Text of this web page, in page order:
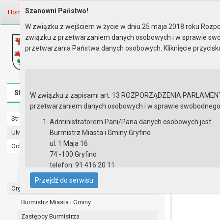
Home Prawo lokalne Zarządzenia
Biuletyn Informacji Publicznej
Urząd Miasta i Gminy w Gryfinie
Strona główna Mapa serwisu Aktualności
Strona główna
UMiG - telefony wewnętrzne
Ochrona danych osobowych
Urząd Miasta i Gminy w Gryfinie
Straż Miejska
Organy
Burmistrz Miasta i Gminy
Zastępcy Burmistrza
Rok 2025 -
Szanowni Państwo!
W związku z wejściem w życie w dniu 25 maja 2018 roku
związku z przetwarzaniem danych osobowych i w sprawie
przetwarzania Państwa danych osobowych. Kliknięcie
W związku z zapisami art. 13 ROZPORZĄDZENIA
przetwarzaniem danych osobowych i w sprawie
Administratorem Pani/Pana danych osobowych jest:
Burmistrz Miasta i Gminy Gryfino
ul. 1 Maja 16
74 -100 Gryfino
telefon: 91 416 20 11
e-mail:
burmistrz@gryfino.pl
Dane kontaktowe Inspektora Ochrony Danych:
e-mail:iod@gryfino.pl
Przejdź do serwisu